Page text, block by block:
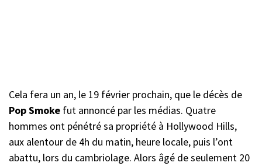
Cela fera un an, le 19 février prochain, que le décès de
Pop Smoke fut annoncé par les médias. Quatre
hommes ont pénétré sa propriété à Hollywood Hills,
aux alentour de 4h du matin, heure locale, puis l’ont
abattu, lors du cambriolage. Alors âgé de seulement 20